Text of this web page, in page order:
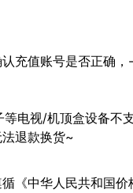
充值账号是否正确
电视/机顶盒设备不
退款换货~
《中华人民共和国